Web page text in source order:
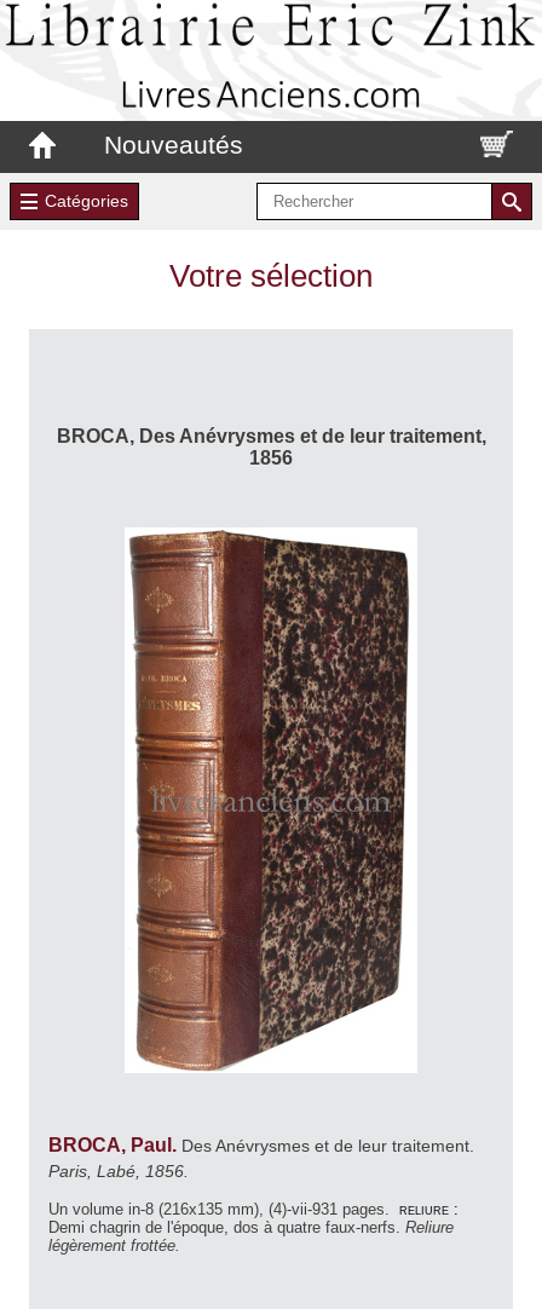
Nouveautés
Catégories
Votre sélection
BROCA, Des Anévrysmes et de leur traitement,
1856
BROCA, Paul. Des Anévrysmes et de leur traitement.
Paris, Labé, 1856.
Un volume in-8 (216x135 mm), (4)-vii-931 pages. reliure :
Demi chagrin de l'époque, dos à quatre faux-nerfs. Reliure
légèrement frottée.